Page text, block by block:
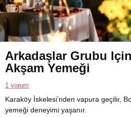
Arkadaşlar Grubu
Akşam Yemeği
1 yorum
Karaköy İskelesi’nden vapura geçilir,
yemeği deneyimi yaşanır.